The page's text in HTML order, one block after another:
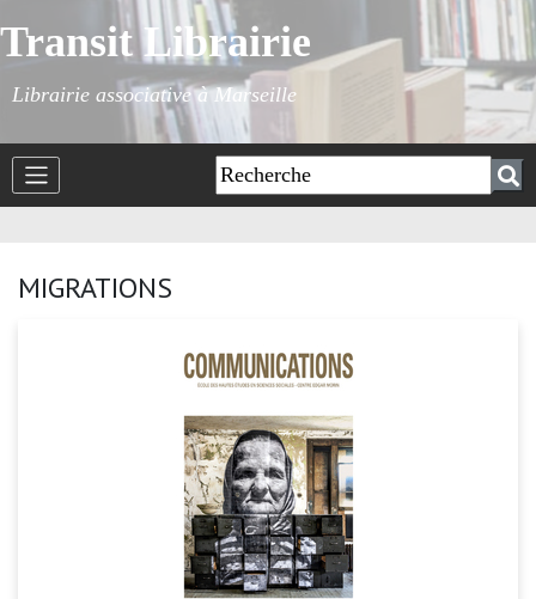
Transit Librairie
Librairie associative à Marseille
MIGRATIONS